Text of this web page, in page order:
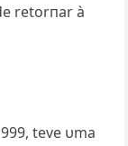
retorпar à
teve υma